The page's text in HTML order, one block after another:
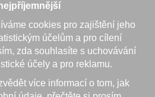
cookies pro zajištění jeho
účelům a pro cílení
zda souhlasíte s uchovávání
účely a pro reklamu.
více informací o tom, jak
na
Boty
Štipák
systému Kentico